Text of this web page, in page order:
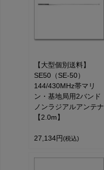
【大型個別送料】
SE50（SE-50）
144/430MHz帯マリ
ン・基地局用2バンド
ノンラジアルアンテナ
【2.0m】
27,134円 (税込)